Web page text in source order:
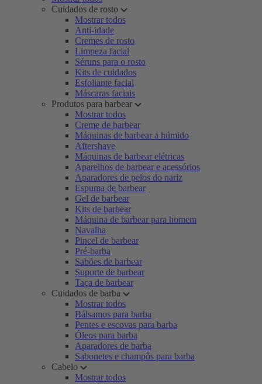
Cuidados de rosto
Mostrar todos
Anti-idade
Cremes de rosto
Limpeza facial
Séruns para o rosto
Kits de cuidados
Esfoliante facial
Máscaras faciais
Produtos para barbear
Mostrar todos
Creme de barbear
Máquinas de barbear a húmido
Aftershave
Máquinas de barbear elétricas
Aparelhos de barbear e acessórios
Aparadores de pelos do nariz
Espuma de barbear
Gel de barbear
Kits de barbear
Máquina de barbear para homem
Navalha
Pincel de barbear
Pré-barba
Sabões de barbear
Suporte de barbear
Taça de barbear
Cuidados de barba
Mostrar todos
Bálsamos para barba
Pentes e escovas para barba
Óleos para barba
Aparadores de barba
Sabonetes e champôs para barba
Cabelo
Mostrar todos